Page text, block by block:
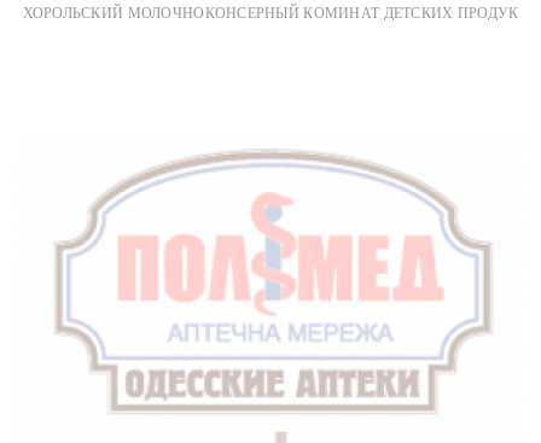
ХОРОЛЬСКИЙ МОЛОЧНОКОНСЕРНЫЙ КОМИНАТ ДЕТСКИХ ПРОДУК